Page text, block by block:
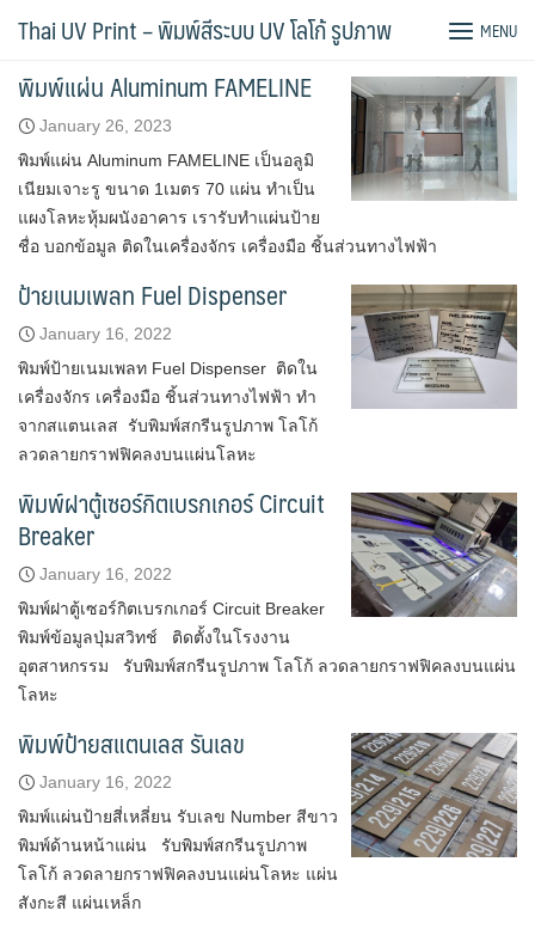
Thai UV Print – พิมพ์สีระบบ UV โลโก้ รูปภาพ MENU
พิมพ์สกรีน โลหะ
พิมพ์แผ่น Aluminum FAMELINE
January 26, 2023
พิมพ์แผ่น Aluminum FAMELINE เป็นอลูมิ
เนียมเจาะรู ขนาด 1เมตร 70 แผ่น ทำเป็น
แผงโลหะหุ้มผนังอาคาร เรารับทำแผ่นป้าย
ชื่อ บอกข้อมูล ติดในเครื่องจักร เครื่องมือ ชิ้นส่วนทางไฟฟ้า
ป้ายเนมเพลท Fuel Dispenser
January 16, 2022
พิมพ์ป้ายเนมเพลท Fuel Dispenser ติดใน
เครื่องจักร เครื่องมือ ชิ้นส่วนทางไฟฟ้า ทำ
จากสแตนเลส รับพิมพ์สกรีนรูปภาพ โลโก้
ลวดลายกราฟฟิคลงบนแผ่นโลหะ
พิมพ์ฝาตู้เซอร์กิตเบรกเกอร์ Circuit
Breaker
January 16, 2022
พิมพ์ฝาตู้เซอร์กิตเบรกเกอร์ Circuit Breaker
พิมพ์ข้อมูลปุ่มสวิทช์ ติดตั้งในโรงงาน
อุตสาหกรรม รับพิมพ์สกรีนรูปภาพ โลโก้ ลวดลายกราฟฟิคลงบนแผ่น
โลหะ
พิมพ์ป้ายสแตนเลส รันเลข
January 16, 2022
พิมพ์แผ่นป้ายสี่เหลี่ยน รับเลข Number สีขาว
พิมพ์ด้านหน้าแผ่น รับพิมพ์สกรีนรูปภาพ
โลโก้ ลวดลายกราฟฟิคลงบนแผ่นโลหะ แผ่น
สังกะสี แผ่นเหล็ก